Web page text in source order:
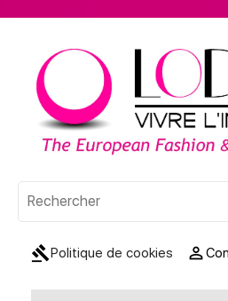
gavelPolitique de cookies 